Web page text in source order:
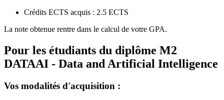
Crédits ECTS acquis : 2.5 ECTS
La note obtenue rentre dans le calcul de votre GPA.
Pour les étudiants du diplôme M2
DATAAI - Data and Artificial Intelligence
Vos modalités d'acquisition :